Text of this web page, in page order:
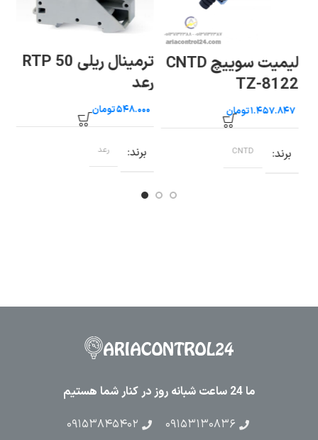
لیمیت سوییچ CNTD
TZ-8122
تومان
برند CNTD
ترمینال ریلی RTP 50
رعد
تومان
برند رعد
ما 24 ساعت شبانه روز در کنار شما هستیم
۰۹۱۵۳۱۳۰۸۳۶
۰۹۱۵۳۸۴۵۴۰۲